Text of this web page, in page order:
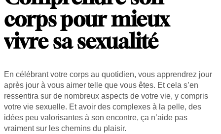
corps pour mieux
vivre sa sexualité
En célébrant votre corps au quotidien, vous apprendrez jour
après jour à vous aimer telle que vous êtes. Et cela s’en
ressentira sur de nombreux aspects de votre vie, y compris
votre vie sexuelle. Et avoir des complexes à la pelle, des
idées peu valorisantes à son encontre, ça n’aide pas
vraiment sur les chemins du plaisir.